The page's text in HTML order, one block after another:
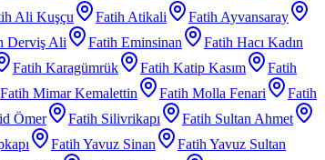
Ali Kuşçu Fatih Atikali
Fatih Ayvansaray
Derviş Ali Fatih Eminsinan
Fatih Hacı Kadın
Fatih Karagümrük Fatih Katip Kasım
Fatih
Fatih Mimar Kemalettin Fatih Molla Fenari
Fatih
Ömer Fatih Silivrikapı
Fatih Sultan Ahmet
Fatih Yavuz Sinan
Fatih Yavuz Sultan